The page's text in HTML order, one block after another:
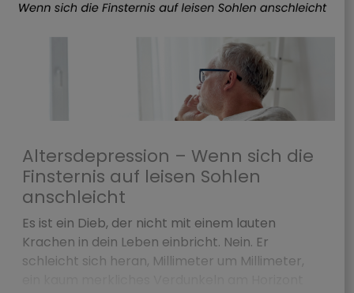
Altersdepression – Wenn sich die
Finsternis auf leisen Sohlen
anschleicht
Es ist ein Dieb, der nicht mit einem lauten
Krachen in dein Leben einbricht. Nein. Er
schleicht sich heran, Millimeter um Millimeter,